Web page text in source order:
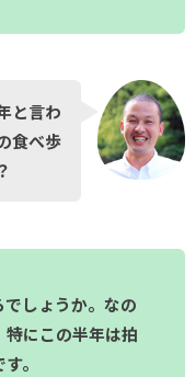
と言わ
食べ歩
しょうか。なの
特にこの半年は拍
。